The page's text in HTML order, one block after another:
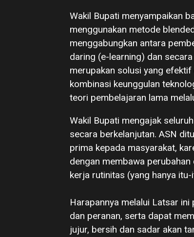
‎Wakil Bupati menyampaikan
menggunakan metode
menggabungkan antara
daring (e-learning) dan
merupakan solusi yang
kombinasi keunggulan
teori pembelajaran lama
‎Wakil Bupati mengajak
secara berkelanjutan. ASN
prima kepada masyarakat,
dengan membawa
kerja rutinitas (yang hanya
‎Harapannya melalui Latsar
dan peranan, serta dapat
jujur, bersih dan sadar akan